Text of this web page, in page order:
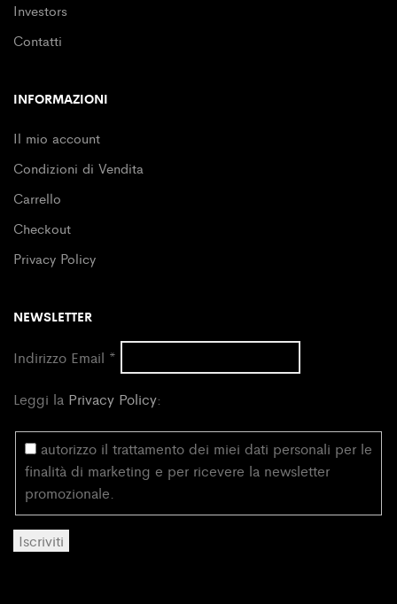
Investors
Contatti
INFORMAZIONI
Il mio account
Condizioni di Vendita
Carrello
Checkout
Privacy Policy
NEWSLETTER
Indirizzo Email *
Leggi la Privacy Policy:
autorizzo il trattamento dei miei dati personali per le
finalità di marketing e per ricevere la newsletter
promozionale.